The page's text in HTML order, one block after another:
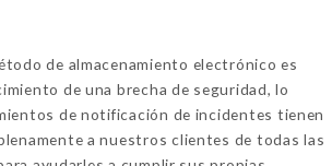
de almacenamiento electrónico es
de una brecha de seguridad, lo
de notificación de incidentes tienen
a nuestros clientes de todas las